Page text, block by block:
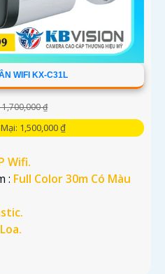
WIFI KX-C31L
1,700,000 ₫
1,500,000 ₫
Wifi.
: Full Color 30m Có Màu